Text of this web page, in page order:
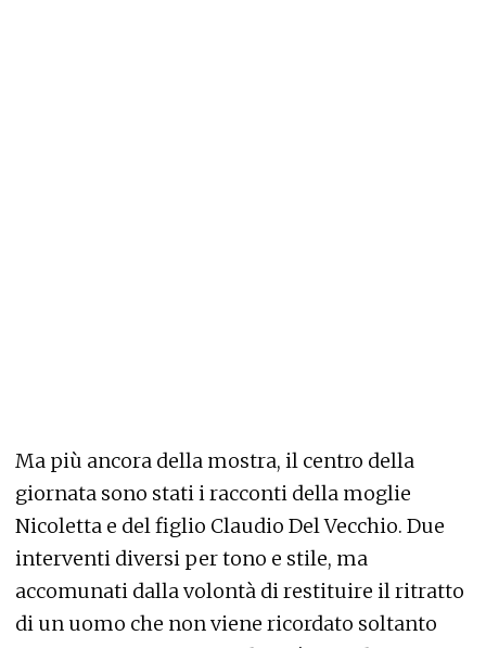
Ma più ancora della mostra, il centro della
giornata sono stati i racconti della moglie
Nicoletta e del figlio Claudio Del Vecchio. Due
interventi diversi per tono e stile, ma
accomunati dalla volontà di restituire il ritratto
di un uomo che non viene ricordato soltanto